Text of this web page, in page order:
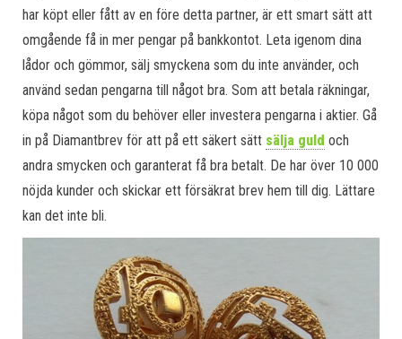
har köpt eller fått av en före detta partner, är ett smart sätt att
omgående få in mer pengar på bankkontot. Leta igenom dina
lådor och gömmor, sälj smyckena som du inte använder, och
använd sedan pengarna till något bra. Som att betala räkningar,
köpa något som du behöver eller investera pengarna i aktier. Gå
in på Diamantbrev för att på ett säkert sätt sälja guld och
andra smycken och garanterat få bra betalt. De har över 10 000
nöjda kunder och skickar ett försäkrat brev hem till dig. Lättare
kan det inte bli.